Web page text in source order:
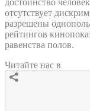
отсутствует
разрешены
рейтингов
равенства полов.
Читайте нас в